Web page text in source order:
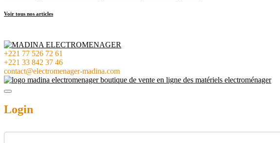
Voir tous nos articles
+221 77 526 72 61
+221 33 842 37 46
contact@electromenager-madina.com
Login